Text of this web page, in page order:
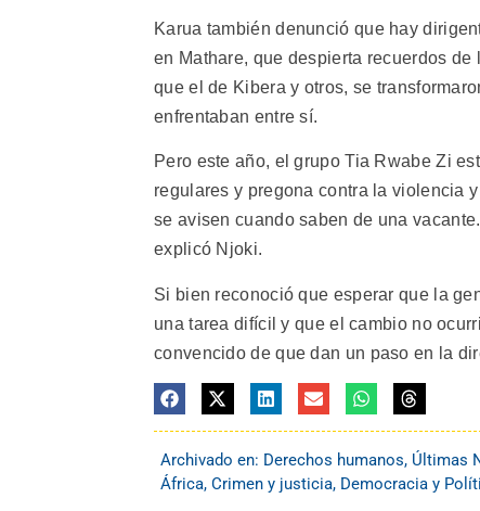
Karua también denunció que hay
en Mathare, que despierta recuerdos
que el de Kibera y otros, se
enfrentaban entre sí.
Pero este año, el grupo Tia Rwabe Zi
regulares y pregona contra la violencia
se avisen cuando saben de una
explicó Njoki.
Si bien reconoció que esperar que la
una tarea difícil y que el cambio no
convencido de que dan un paso en la
Archivado en: Derechos humanos, Últimas
África, Crimen y justicia, Democracia y